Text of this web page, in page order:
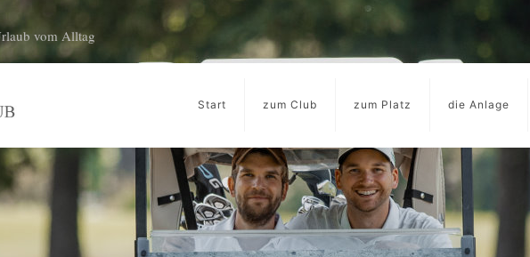
vom Alltag
Start zum Club zum Platz die Anlage